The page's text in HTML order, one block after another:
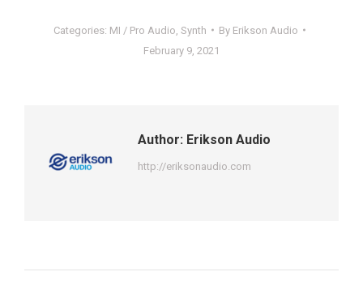
Categories: MI / Pro Audio Synth By Erikson Audio
February 9, 2021
Author: Erikson Audio
http://eriksonaudio.com